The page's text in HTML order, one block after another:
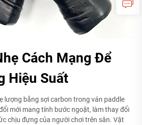
Cách Mạng Để
Hiệu Suất
lượng bằng sợi carbon trong ván paddle
mới mang tính bước ngoặt, làm thay đổi
chịu đựng của người chơi trên sân. Vật